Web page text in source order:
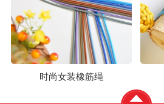
时尚女装橡筋绳